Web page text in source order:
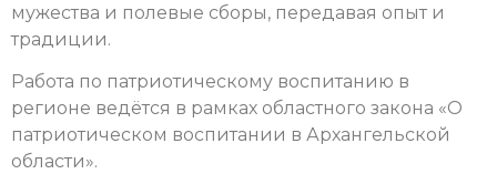
мужества и полевые сборы, передавая опыт и
традиции.
Работа по патриотическому воспитанию в
регионе ведётся в рамках областного закона «О
патриотическом воспитании в Архангельской
области».